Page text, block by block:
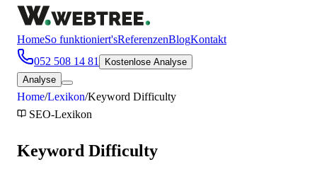
HomeSo funktioniert'sReferenzenBlogKontakt
052 508 14 81
Kostenlose Analyse
Analyse
Home/Lexikon/Keyword Difficulty
SEO-Lexikon
Keyword Difficulty